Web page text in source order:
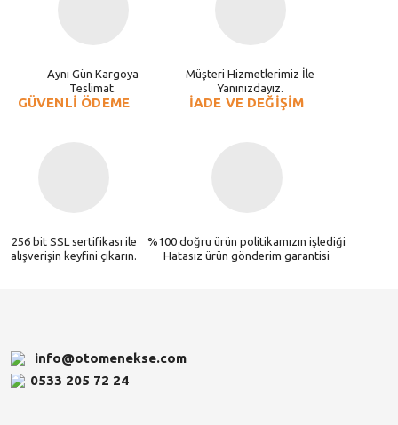
Aynı Gün Kargoya
Teslimat.
Müşteri Hizmetlerimiz İle
Yanınızdayız.
GÜVENLİ ÖDEME
256 bit SSL sertifikası ile
alışverişin keyfini çıkarın.
İADE VE DEĞİŞİM
%100 doğru ürün politikamızın işlediği
Hatasız ürün gönderim garantisi
info@otomenekse.com
0533 205 72 24